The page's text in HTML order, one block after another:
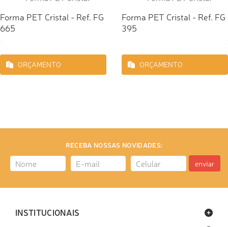
Forma PET Cristal - Ref. FG
665
ORÇAMENTO
Forma PET Cristal - Ref. FG
395
ORÇAMENTO
RECEBA NOSSAS NOVIDADES:
enviar
INSTITUCIONAIS